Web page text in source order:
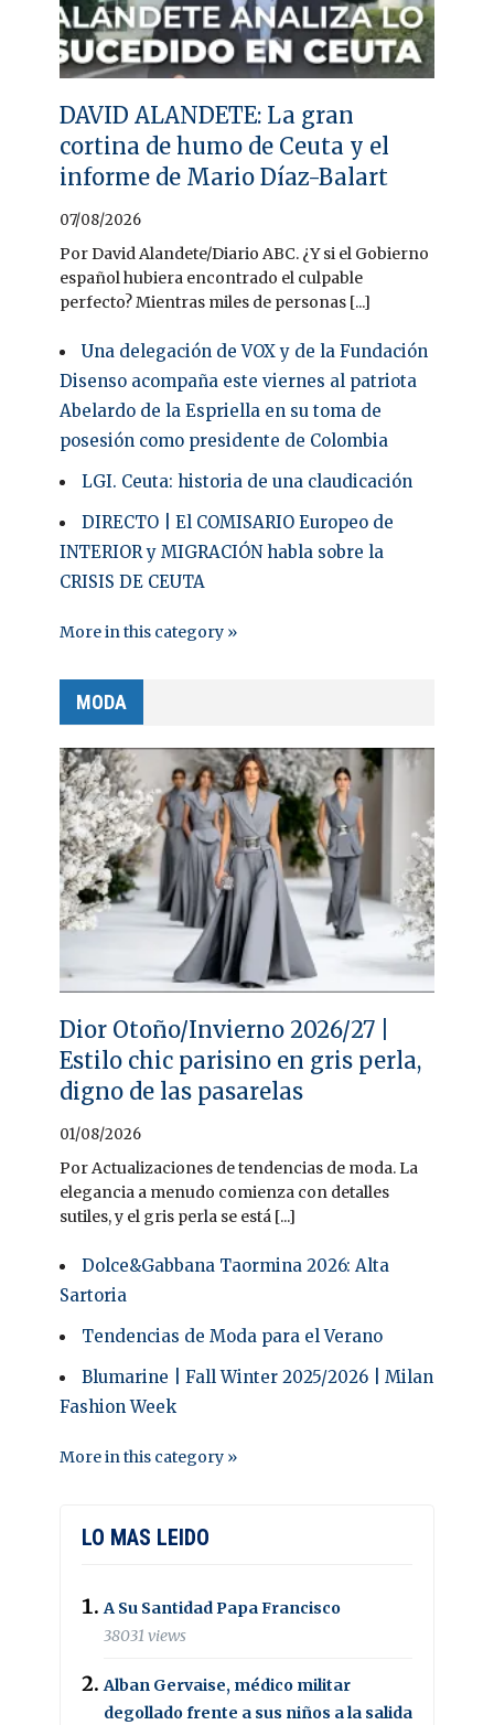
DAVID ALANDETE: La gran
cortina de humo de Ceuta y el
informe de Mario Díaz-Balart
07/08/2026
Por David Alandete/Diario ABC. ¿Y si el Gobierno
español hubiera encontrado el culpable
perfecto? Mientras miles de personas [...]
Una delegación de VOX y de la Fundación
Disenso acompaña este viernes al patriota
Abelardo de la Espriella en su toma de
posesión como presidente de Colombia
LGI. Ceuta: historia de una claudicación
DIRECTO | El COMISARIO Europeo de
INTERIOR y MIGRACIÓN habla sobre la
CRISIS DE CEUTA
More in this category »
MODA
Dior Otoño/Invierno 2026/27 |
Estilo chic parisino en gris perla,
digno de las pasarelas
01/08/2026
Por Actualizaciones de tendencias de moda. La
elegancia a menudo comienza con detalles
sutiles, y el gris perla se está [...]
Dolce&Gabbana Taormina 2026: Alta
Sartoria
Tendencias de Moda para el Verano
Blumarine | Fall Winter 2025/2026 | Milan
Fashion Week
More in this category »
LO MAS LEIDO
A Su Santidad Papa Francisco
38031 views
Alban Gervaise, médico militar
degollado frente a sus niños a la salida